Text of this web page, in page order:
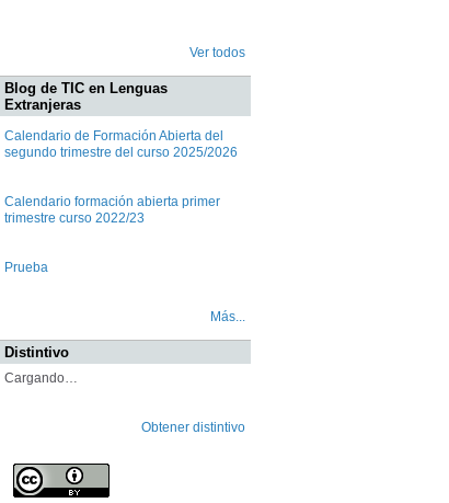
Ver todos
Blog de TIC en Lenguas
Extranjeras
Calendario de Formación Abierta del
segundo trimestre del curso 2025/2026
Calendario formación abierta primer
trimestre curso 2022/23
Prueba
Más...
Distintivo
Cargando…
Obtener distintivo